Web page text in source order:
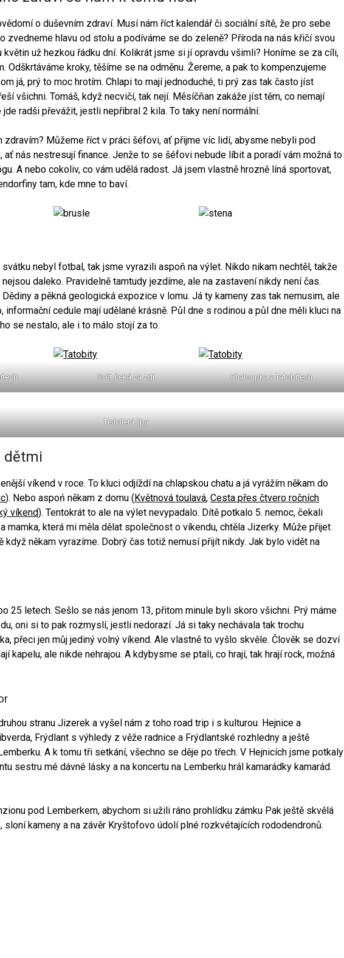
o duševním zdraví. Musí nám říct kalendář či sociální sítě, že pro sebe
zvedneme hlavu od stolu a podíváme se do zeleně? Příroda na nás křičí svou
květin už hezkou řádku dní. Kolikrát jsme si jí opravdu všimli? Honíme se za cíli,
Odškrtáváme kroky, těšíme se na odměnu. Žereme, a pak to kompenzujeme
já, prý to moc hrotím. Chlapi to mají jednoduché, ti prý zas tak často jíst
všichni. Tomáš, když necvičí, tak nejí. Měsíčňan zakáže jíst těm, co nemají
radši převážit, jestli nepřibral 2 kila. To taky není normální.
zdravím? Můžeme říct v práci šéfovi, ať přijme víc lidí, abysme nebyli pod
ať nás nestresují finance. Jenže to se šéfovi nebude líbit a poradí vám možná to
A nebo cokoliv, co vám udělá radost. Já jsem vlastně hrozně líná sportovat,
tam, kde mne to baví.
nebyl fotbal, tak jsme vyrazili aspoň na výlet. Nikdo nikam nechtěl, takže
daleko. Pravidelně tamtudy jezdíme, ale na zastavení nikdy není čas.
a pěkná geologická expozice v lomu. Já ty kameny zas tak nemusim, ale
informační cedule mají udělané krásně. Půl dne s rodinou a půl dne měli kluci na
se nestalo, ale i to málo stojí za to.
Svět čeká za zdí Chaloupka v Tatobitech
Tisíciletá lípa
dětmi
víkend v roce. To kluci odjíždí na chlapskou chatu a já vyrážím někam do
). Nebo aspoń někam z domu (Květnová toulavá,Cesta přes čtvero ročních
víkend). Tentokrát to ale na výlet nevypadalo. Dítě potkalo 5. nemoc, čekali
mamka, která mi měla dělat společnost o víkendu, chtěla Jizerky. Může přijet
když někam vyrazíme. Dobrý čas totiž nemusí přijít nikdy. Jak bylo vidět na
25 letech. Sešlo se nás jenom 13, přitom minule byli skoro všichni. Prý máme
oni si to pak rozmyslí, jestli nedorazí. Já si taky nechávala tak trochu
přeci jen můj jediný volný víkend. Ale vlastně to vyšlo skvěle. Člověk se dozví
kapelu, ale nikde nehrajou. A kdybysme se ptali, co hrají, tak hrají rock, možná
stranu Jizerek a vyšel nám z toho road trip i s kulturou. Hejnice a
Frýdlant s výhledy z věže radnice a Frýdlantské rozhledny a ještě
A k tomu tři setkání, všechno se děje po třech. V Hejnicích jsme potkaly
sestru mé dávné lásky a na koncertu na Lemberku hrál kamarádky kamarád.
pod Lemberkem, abychom si užili ráno prohlídku zámku Pak ještě skvělá
sloní kameny a na závěr Kryštofovo údolí plné rozkvétajících rododendronů.